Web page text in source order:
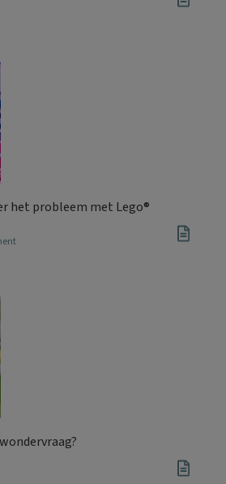
het probleem met Lego®